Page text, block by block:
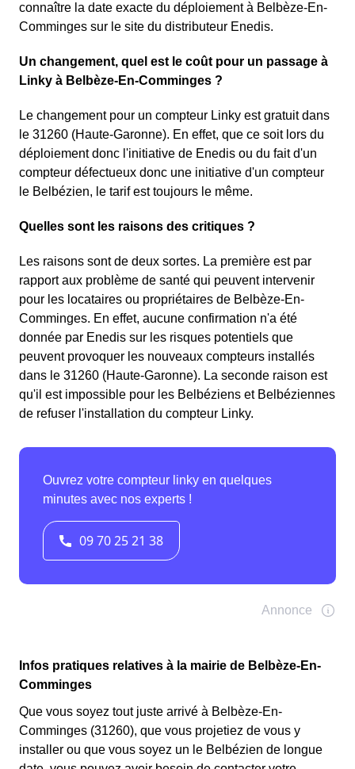
connaître la date exacte du déploiement à Belbèze-En-
Comminges sur le site du distributeur Enedis.
Un changement, quel est le coût pour un passage à
Linky à Belbèze-En-Comminges ?
Le changement pour un compteur Linky est gratuit dans
le 31260 (Haute-Garonne). En effet, que ce soit lors du
déploiement donc l'initiative de Enedis ou du fait d'un
compteur défectueux donc une initiative d'un compteur
le Belbézien, le tarif est toujours le même.
Quelles sont les raisons des critiques ?
Les raisons sont de deux sortes. La première est par
rapport aux problème de santé qui peuvent intervenir
pour les locataires ou propriétaires de Belbèze-En-
Comminges. En effet, aucune confirmation n'a été
donnée par Enedis sur les risques potentiels que
peuvent provoquer les nouveaux compteurs installés
dans le 31260 (Haute-Garonne). La seconde raison est
qu'il est impossible pour les Belbéziens et Belbéziennes
de refuser l'installation du compteur Linky.
Infos pratiques relatives à la mairie de Belbèze-En-
Comminges
Que vous soyez tout juste arrivé à Belbèze-En-
Comminges (31260), que vous projetiez de vous y
installer ou que vous soyez un le Belbézien de longue